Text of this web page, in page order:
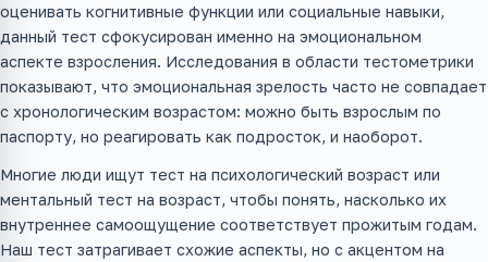
оценивать когнитивные функции или социальные навыки,
данный тест сфокусирован именно на эмоциональном
аспекте взросления. Исследования в области тестометрики
показывают, что эмоциональная зрелость часто не совпадает
с хронологическим возрастом: можно быть взрослым по
паспорту, но реагировать как подросток, и наоборот.
Многие люди ищут тест на психологический возраст или
ментальный тест на возраст, чтобы понять, насколько их
внутреннее самоощущение соответствует прожитым годам.
Наш тест затрагивает схожие аспекты, но с акцентом на